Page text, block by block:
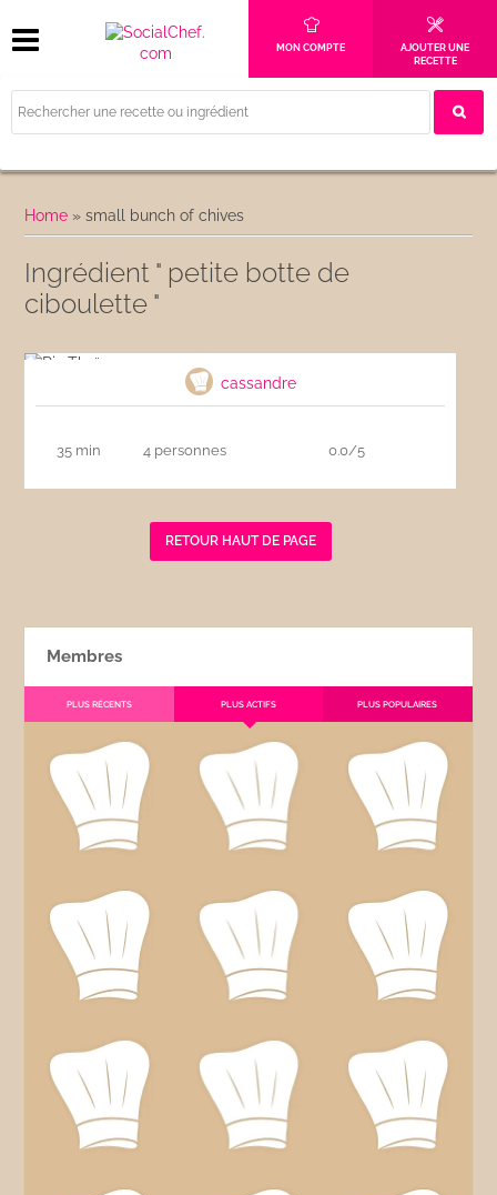
MON COMPTE
AJOUTER UNE
RECETTE
Home »small bunch of chives
Ingrédient " petite botte de
ciboulette "
cassandre
35 min 4 personnes 0.0/5
RETOUR HAUT DE PAGE
Membres
PLUS RÉCENTS PLUS ACTIFS PLUS POPULAIRES